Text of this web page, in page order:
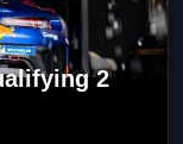
2